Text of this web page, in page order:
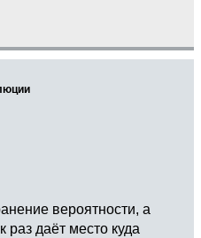
вероятности, а
раз даёт место куда